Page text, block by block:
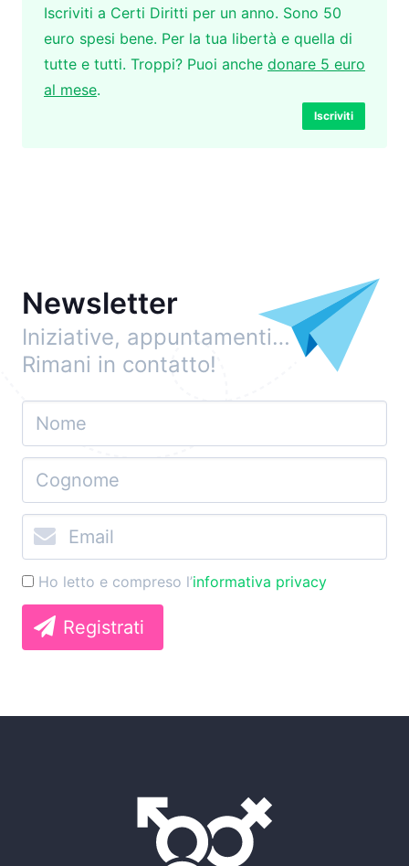
Iscriviti a Certi Diritti per un anno. Sono 50
euro spesi bene. Per la tua libertà e quella di
tutte e tutti. Troppi? Puoi anche donare 5 euro
al mese.
Iscriviti
Newsletter
Iniziative, appuntamenti…
Rimani in contatto!
Ho letto e compreso l’informativa privacy
Registrati